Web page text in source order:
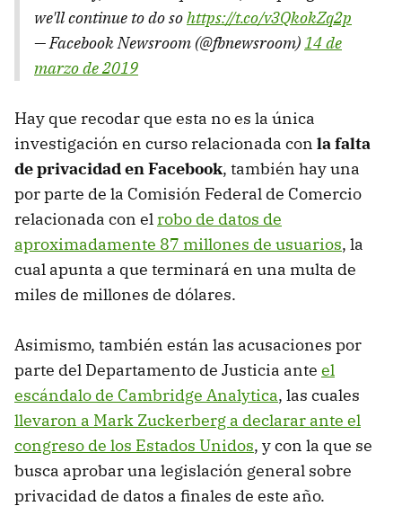
we'll continue to do sohttps://t.co/v3QkokZq2p
— Facebook Newsroom (@fbnewsroom)14 de
marzo de 2019
Hay que recodar que esta no es la única
investigación en curso relacionada con la falta
de privacidad en Facebook, también hay una
por parte de la Comisión Federal de Comercio
relacionada con elrobo de datos de
aproximadamente 87 millones de usuarios, la
cual apunta a que terminará en una multa de
miles de millones de dólares.
Asimismo, también están las acusaciones por
parte del Departamento de Justicia ante el
escándalo de Cambridge Analytica, las cuales
llevaron a Mark Zuckerberg a declarar ante el
congreso de los Estados Unidos, y con la que se
busca aprobar una legislación general sobre
privacidad de datos a finales de este año.